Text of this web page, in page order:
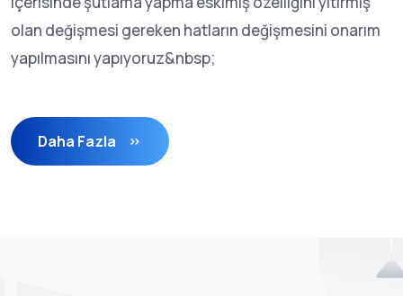
olan değişmesi gereken hatların değişmesini onarım
yapılmasını yapıyoruz&nbsp;
Daha Fazla